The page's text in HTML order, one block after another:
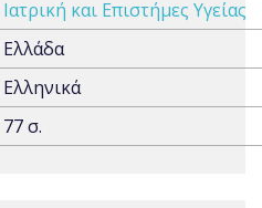
Ιατρική και Επιστήμες Υγείας
Ελλάδα
Ελληνικά
77 σ.